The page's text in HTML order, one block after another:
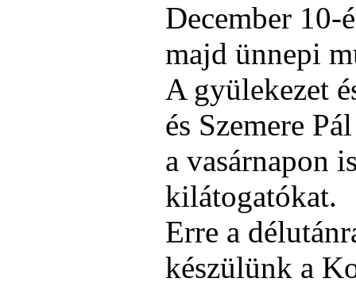
December 10-
majd ünnepi
A gyülekezet
és Szemere
a vasárnapon
kilátogatókat.
Erre a
készülünk a